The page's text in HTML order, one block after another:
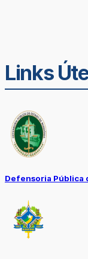
Links
Defensoria Pública